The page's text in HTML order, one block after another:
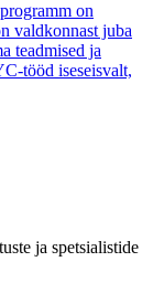
on
valdkonnast juba
teadmised ja
tööd iseseisvalt,
ja spetsialistide